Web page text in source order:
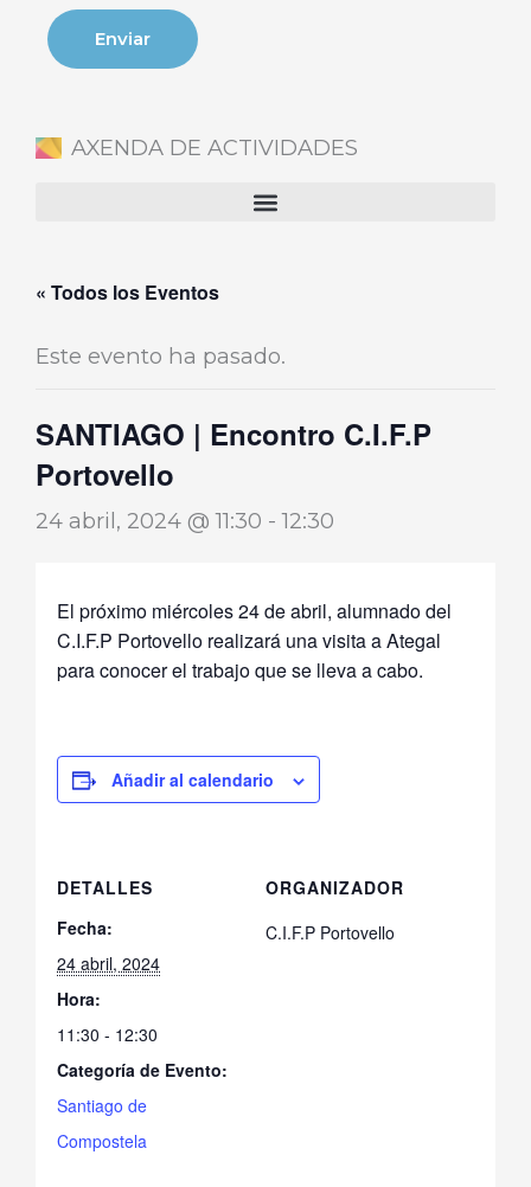
AXENDA DE ACTIVIDADES
« Todos los Eventos
Este evento ha pasado.
SANTIAGO | Encontro C.I.F.P
Portovello
24 abril, 2024 @ 11:30 -12:30
El próximo miércoles 24 de abril, alumnado del
C.I.F.P Portovello realizará una visita a Ategal
para conocer el trabajo que se lleva a cabo.
Añadir al calendario
DETALLES
Fecha:
24 abril, 2024
Hora:
11:30 - 12:30
Categoría de Evento:
Santiago de
Compostela
ORGANIZADOR
C.I.F.P Portovello